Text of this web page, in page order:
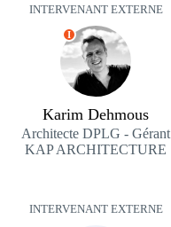
INTERVENANT EXTERNE
I
Karim Dehmous
Architecte DPLG - Gérant
KAP ARCHITECTURE
INTERVENANT EXTERNE